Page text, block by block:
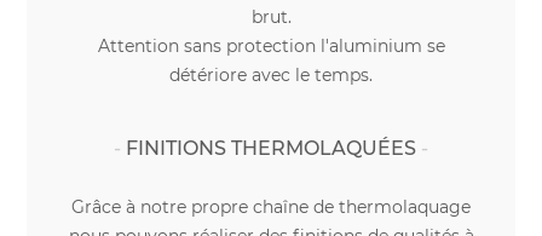
brut.
Attention sans protection l'aluminium se
détériore avec le temps.
FINITIONS THERMOLAQUÉES
Grâce à notre propre chaîne de thermolaquage